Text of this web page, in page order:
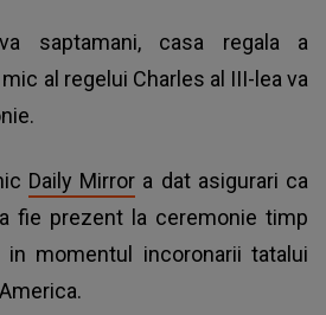
saptamani, casa regala a
al regelui Charles al III-lea va
Daily Mirror a dat asigurari ca
fie prezent la ceremonie timp
momentul incoronarii tatalui